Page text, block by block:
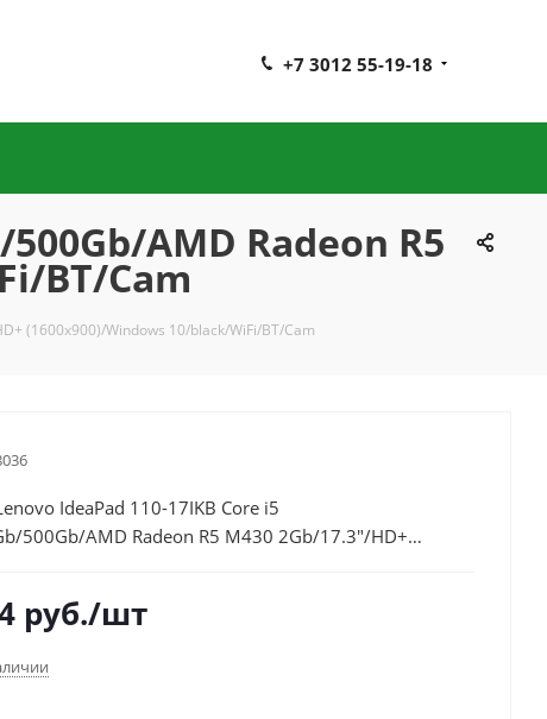
+7 3012 55-19-18
AMD Radeon R5
BT/Cam
(1600x900)/Windows 10/black/WiFi/BT/Cam
IdeaPad 110-17IKB Core i5
500Gb/AMD Radeon R5 M430 2Gb/17.3"/HD+
руб./шт